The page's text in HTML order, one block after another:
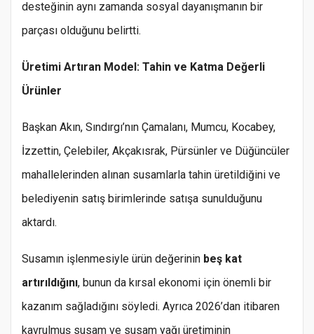
desteğinin aynı zamanda sosyal dayanışmanın bir
parçası olduğunu belirtti.
Üretimi Artıran Model: Tahin ve Katma Değerli
Ürünler
Başkan Akın, Sındırgı’nın Çamalanı, Mumcu, Kocabey,
İzzettin, Çelebiler, Akçakısrak, Pürsünler ve Düğüncüler
mahallelerinden alınan susamlarla tahin üretildiğini ve
belediyenin satış birimlerinde satışa sunulduğunu
aktardı.
Susamın işlenmesiyle ürün değerinin beş kat
artırıldığını, bunun da kırsal ekonomi için önemli bir
kazanım sağladığını söyledi. Ayrıca 2026’dan itibaren
kavrulmuş susam ve susam yağı üretiminin